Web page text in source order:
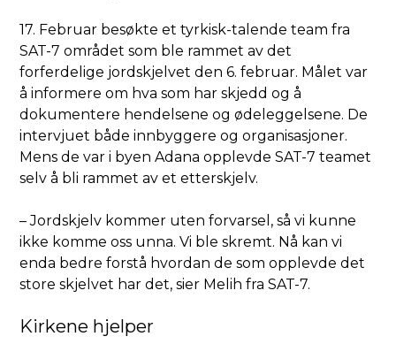
17. Februar besøkte et tyrkisk-talende team fra
SAT-7 området som ble rammet av det
forferdelige jordskjelvet den 6. februar. Målet var
å informere om hva som har skjedd og å
dokumentere hendelsene og ødeleggelsene. De
intervjuet både innbyggere og organisasjoner.
Mens de var i byen Adana opplevde SAT-7 teamet
selv å bli rammet av et etterskjelv.
– Jordskjelv kommer uten forvarsel, så vi kunne
ikke komme oss unna. Vi ble skremt. Nå kan vi
enda bedre forstå hvordan de som opplevde det
store skjelvet har det, sier Melih fra SAT-7.
Kirkene hjelper